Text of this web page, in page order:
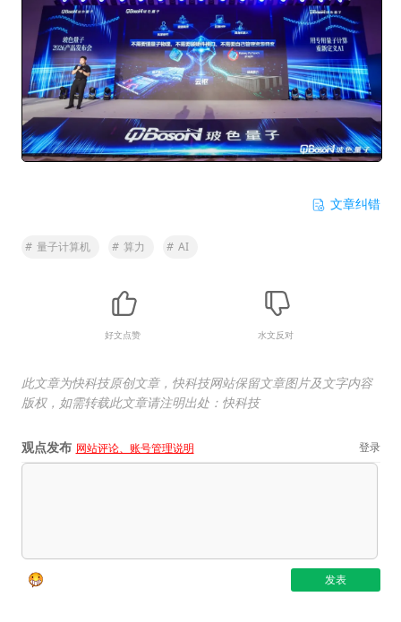
文章纠错
# 量子计算机 # 算力 # AI
好文点赞 水文反对
此文章为快科技原创文章，快科技网站保留文章图片及文字内容
版权，如需转载此文章请注明出处：快科技
观点发布 网站评论、账号管理说明 登录